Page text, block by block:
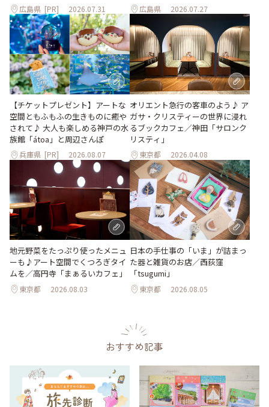
広島県 [PR] 2026.07.31 広島県 2026.07.27
【チケットプレゼント】アートな
空間ともふもふの生きものに癒や
されて♪ 大人も楽しめる神戸の水
族館「átoa」と周辺さんぽ
兵庫県 [PR] 2026.08.07
オリエント急行の客車のよう♪ ア
ガサ・クリスティーの世界に浸れ
るブックカフェ／神田「サロンク
リスティ」
東京都 2026.04.08
地元野菜をたっぷり使ったメニュ
ーも♪アート空間でくつろぎタイ
ムを／高円寺「まぁるいカフェ」
東京都 2026.08.03
日本の手仕事の「いま」が詰まっ
た器と雑貨のお店／西荻窪
「tsugumi」
東京都 2026.08.05
おすすめ記事